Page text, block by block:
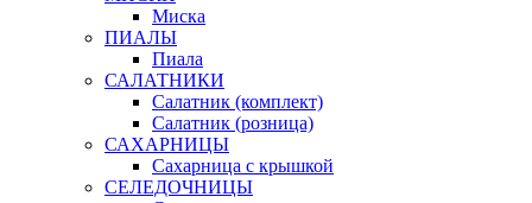
Миска
ПИАЛЫ
Пиала
САЛАТНИКИ
Салатник (комплект)
Салатник (розница)
САХАРНИЦЫ
Сахарница с крышкой
СЕЛЕДОЧНИЦЫ